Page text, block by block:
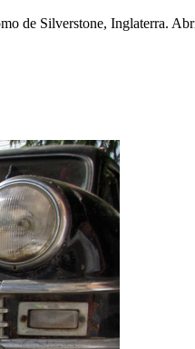
de Silverstone, Inglaterra.